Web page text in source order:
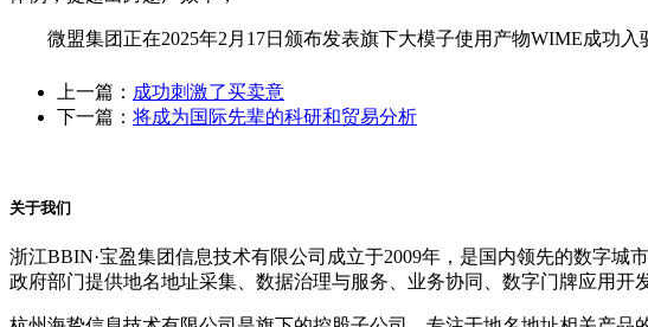
微盟集团正在2025年2月17日颁布发表旗下大模子使用产物WIME成功入
上一篇： 成功刺激了买卖意
下一篇： 将成为国际先辈的科研和贸易分析
关于我们
浙江BBIN·宝盈集团信息技术有限公司成立于2009年，是国内领先的数字
政府部门提供地名地址采集、数据治理与服务、业务协同、数字门牌应用